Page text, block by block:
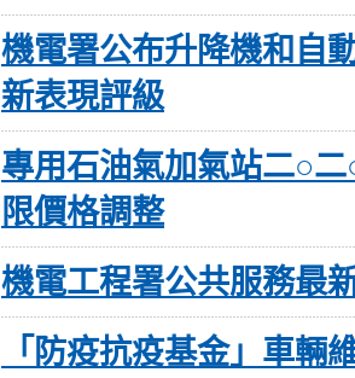
機電署公布升降機和自
新表現評級
專用石油氣加氣站二○
限價格調整
機電工程署公共服務最
「防疫抗疫基金」車輛